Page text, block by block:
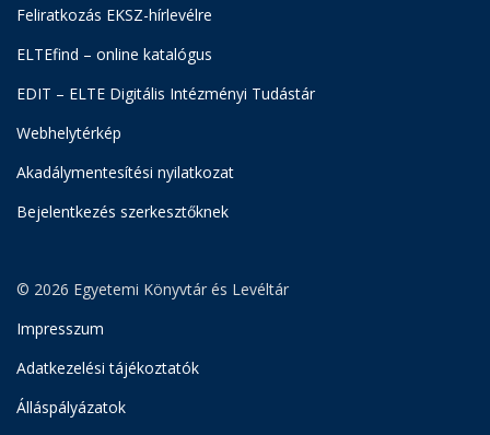
Feliratkozás EKSZ-hírlevélre
ELTEfind – online katalógus
EDIT – ELTE Digitális Intézményi Tudástár
Webhelytérkép
Akadálymentesítési nyilatkozat
Bejelentkezés szerkesztőknek
© 2026 Egyetemi Könyvtár és Levéltár
Impresszum
Adatkezelési tájékoztatók
Álláspályázatok